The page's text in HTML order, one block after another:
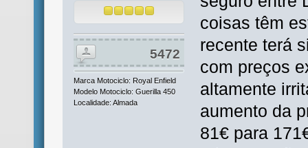
5472
Marca Motociclo: Royal Enfield
Modelo Motociclo: Guerilla 450
Localidade: Almada
coisas têm
recente terá
com preços
altamente
aumento da
81€ para